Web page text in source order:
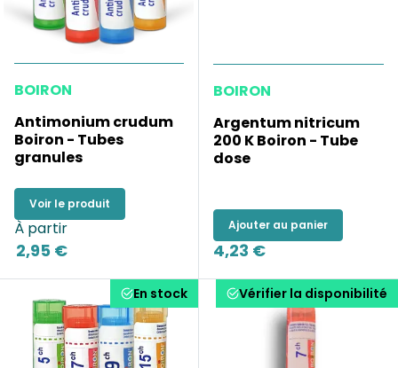
BOIRON
Antimonium crudum
Boiron - Tubes
granules
Voir le produit
À partir
2,95 €
BOIRON
Argentum nitricum
200 K Boiron - Tube
dose
Ajouter au panier
4,23 €
En stock Vérifier la disponibilité